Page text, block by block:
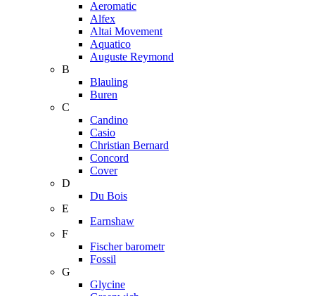
Aeromatic
Alfex
Altai Movement
Aquatico
Auguste Reymond
B
Blauling
Buren
C
Candino
Casio
Christian Bernard
Concord
Cover
D
Du Bois
E
Earnshaw
F
Fischer barometr
Fossil
G
Glycine